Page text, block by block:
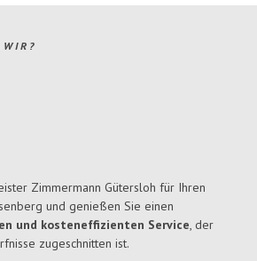
WIR?
Zimmermann Gütersloh für Ihren
und genießen Sie einen
und kosteneffizienten Service, der
zugeschnitten ist.